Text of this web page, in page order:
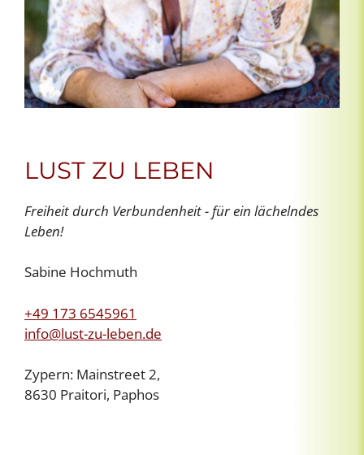
LUST ZU LEBEN
Freiheit durch Verbundenheit - für ein lächelndes
Leben!
Sabine Hochmuth
+49 173 6545961
info@lust-zu-leben.de
Zypern: Mainstreet 2,
8630 Praitori, Paphos